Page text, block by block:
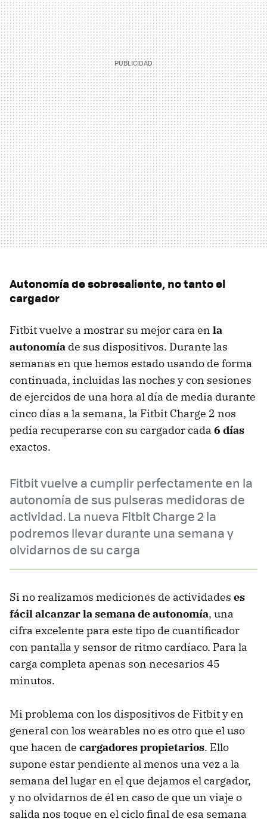
Autonomía de sobresaliente, no tanto el
cargador
Fitbit vuelve a mostrar su mejor cara en la
autonomía de sus dispositivos. Durante las
semanas en que hemos estado usando de forma
continuada, incluidas las noches y con sesiones
de ejercidos de una hora al día de media durante
cinco días a la semana, la Fitbit Charge 2 nos
pedía recuperarse con su cargador cada 6 días
exactos.
Fitbit vuelve a cumplir perfectamente en la
autonomía de sus pulseras medidoras de
actividad. La nueva Fitbit Charge 2 la
podremos llevar durante una semana y
olvidarnos de su carga
Si no realizamos mediciones de actividades es
fácil alcanzar la semana de autonomía, una
cifra excelente para este tipo de cuantificador
con pantalla y sensor de ritmo cardíaco. Para la
carga completa apenas son necesarios 45
minutos.
Mi problema con los dispositivos de Fitbit y en
general con los wearables no es otro que el uso
que hacen de cargadores propietarios. Ello
supone estar pendiente al menos una vez a la
semana del lugar en el que dejamos el cargador,
y no olvidarnos de él en caso de que un viaje o
salida nos toque en el ciclo final de esa semana